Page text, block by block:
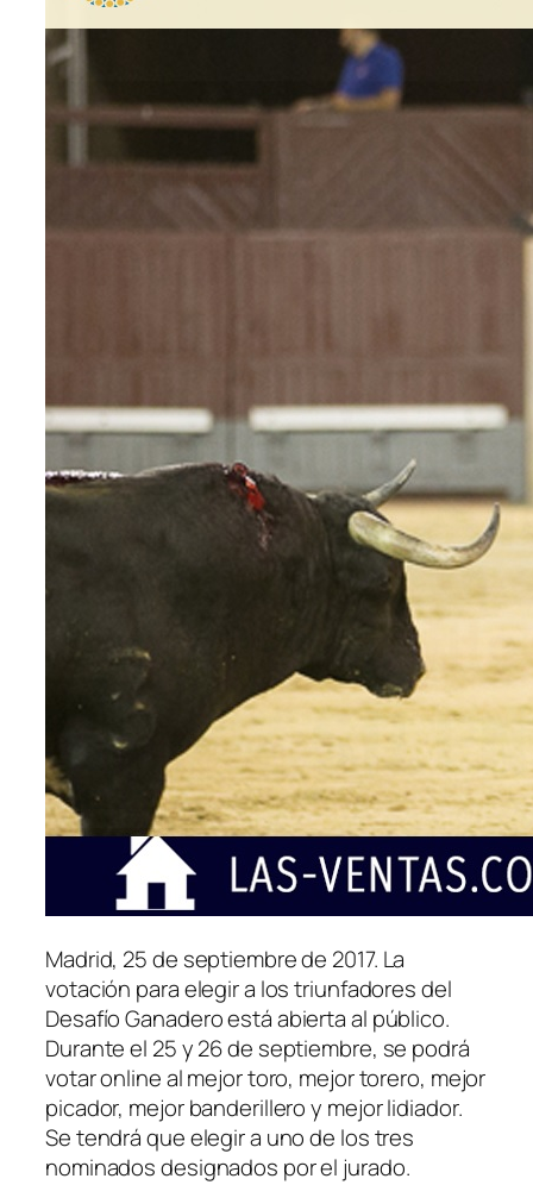
Madrid, 25 de septiembre de 2017. La
votación para elegir a los triunfadores del
Desafío Ganadero está abierta al público.
Durante el 25 y 26 de septiembre, se podrá
votar online al mejor toro, mejor torero, mejor
picador, mejor banderillero y mejor lidiador.
Se tendrá que elegir a uno de los tres
nominados designados por el jurado.